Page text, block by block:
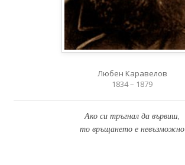
Любен Каравелов
1834 – 1879
Ако си тръгнал да вървиш,
то връщането е невъзможно